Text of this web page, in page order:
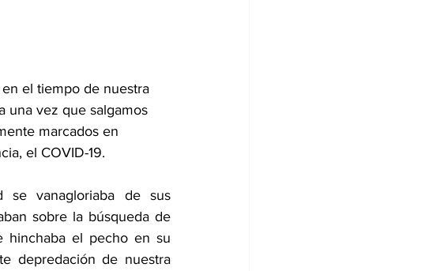
el tiempo de nuestra
una vez que salgamos
marcados en
el COVID-19.
vanagloriaba de sus
sobre la búsqueda de
hinchaba el pecho en su
depredación de nuestra